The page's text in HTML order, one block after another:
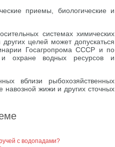
приемы, биологические и
системах химических
целей может допускаться
Госагропрома СССР и по
охране водных ресурсов и
вблизи рыбохозяйственных
навозной жижи и других сточных
с водопадами?